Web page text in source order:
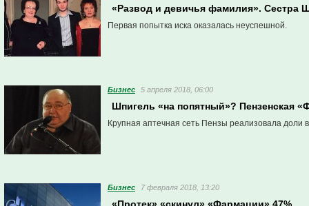
«Развод и девичья фамилия». Сестра
Первая попытка иска оказалась неуспешной.
Бизнес 5 апреля 2018, 06:00
Шпигель «на попятный»? Пензенская
Крупная аптечная сеть Пензы реализовала доли
Бизнес 7 февраля 2018, 13:20